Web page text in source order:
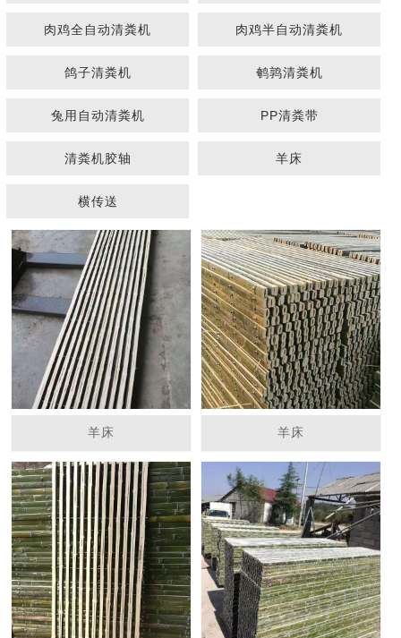
肉鸡全自动清粪机 肉鸡半自动清粪机
鸽子清粪机 鹌鹑清粪机
兔用自动清粪机 PP清粪带
清粪机胶轴 羊床
横传送
羊床 羊床